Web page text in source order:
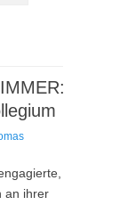
an ihrer